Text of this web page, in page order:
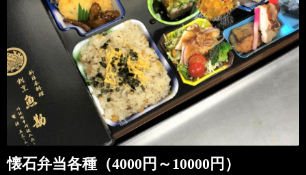
懐石弁当各種（4000円～10000円）